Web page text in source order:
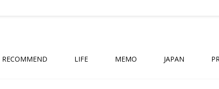
RECOMMEND LIFE MEMO JAPAN